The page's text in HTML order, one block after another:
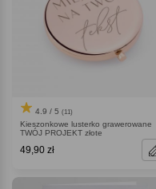
4.9 / 5 (11)
Kieszonkowe lusterko grawerowane
TWÓJ PROJEKT złote
49,90 zł